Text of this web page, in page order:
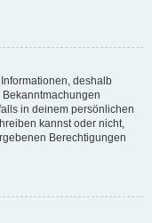
deshalb
in deinem persönlichen
kannst oder nicht,
Berechtigungen